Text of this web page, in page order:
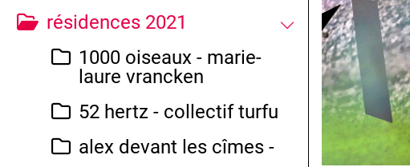
résidences 2021
1000 oiseaux - marie-
laure vrancken
52 hertz - collectif turfu
alex devant les cîmes -